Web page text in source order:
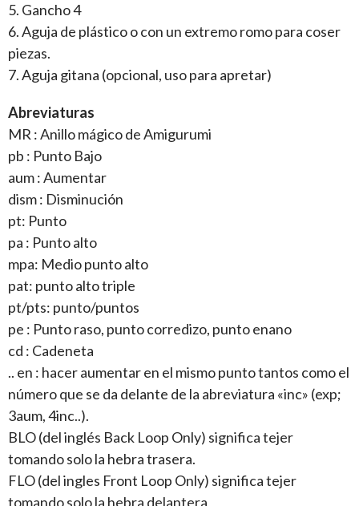
5. Gancho 4
6. Aguja de plástico o con un extremo romo para coser
piezas.
7. Aguja gitana (opcional, uso para apretar)
Abreviaturas
MR : Anillo mágico de Amigurumi
pb : Punto Bajo
aum : Aumentar
dism : Disminución
pt: Punto
pa : Punto alto
mpa: Medio punto alto
pat: punto alto triple
pt/pts: punto/puntos
pe : Punto raso, punto corredizo, punto enano
cd : Cadeneta
.. en : hacer aumentar en el mismo punto tantos como el
número que se da delante de la abreviatura «inc» (exp;
3aum, 4inc..).
BLO (del inglés Back Loop Only) significa tejer
tomando solo la hebra trasera.
FLO (del ingles Front Loop Only) significa tejer
tomando solo la hebra delantera